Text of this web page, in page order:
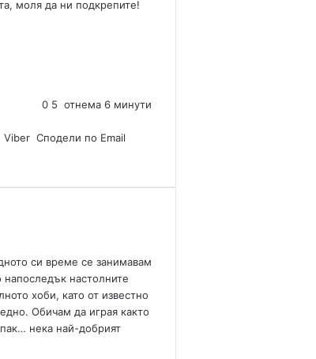
моля да ни подкрепите!
0 5 отнема 6 минути
Viber Сподели по Email
си време се занимавам
настолните
хоби, като от известно
Обичам да играя както
нека най-добрият